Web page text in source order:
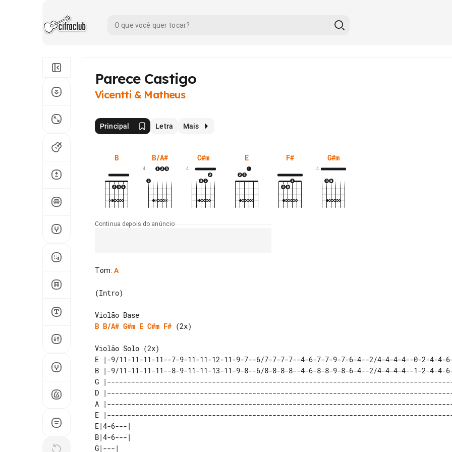
Parece Castigo
Vicentti & Matheus
Principal Letra Mais
B B/A#
4
C#m
4
E F# G#m
4
Continua depois do anúncio
Tom: A
(Intro)
B B/A# G#m E C#m F# (2x)
E |-9/11-11-11-11--7-9-11-11-12-11-9-7--6/7-7-7-7--4-6-7-7-9-7-6-4--2/4-4-4-4--0-2-4-4-
B |-9/11-11-11-11--8-9-11-11-13-11-9-8--6/8-8-8-8--4-6-8-8-9-8-6-4--2/4-4-4-4--1-2-4-4-
G
D
A
E
E|4-6---|
B|4-6---|
G|---|